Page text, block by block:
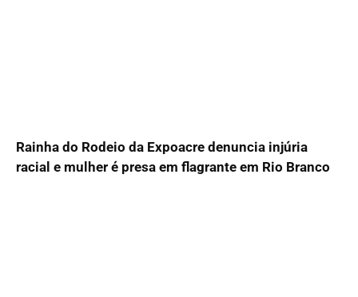
Rainha do Rodeio da Expoacre denuncia injúria
racial e mulher é presa em flagrante em Rio Branco